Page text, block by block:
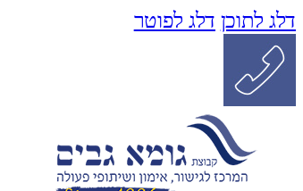
דלג לתוכן דלג לפוטר